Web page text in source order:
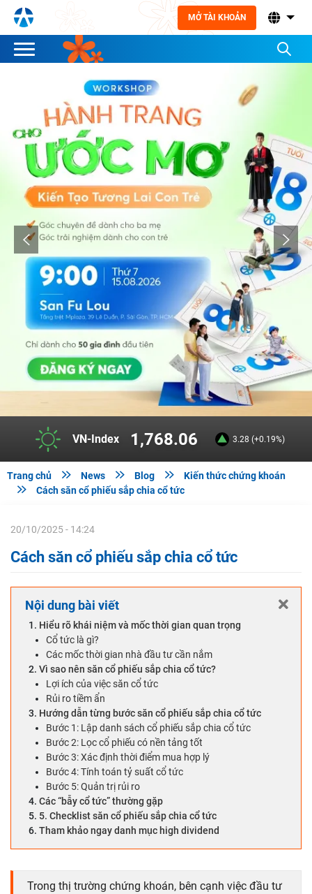
MỞ TÀI KHOẢN
VN-Index 1,768.06 3.28 (+0.19%)
Trang chủ  News  Blog 
Kiến thức chứng khoán

Cách săn cổ phiếu sắp chia cổ tức
20/10/2025 - 14:24
Cách săn cổ phiếu sắp chia cổ tức
Nội dung bài viết
Hiểu rõ khái niệm và mốc thời gian quan trọng
Cổ tức là gì?
Các mốc thời gian nhà đầu tư cần nắm
Vì sao nên săn cổ phiếu sắp chia cổ tức?
Lợi ích của việc săn cổ tức
Rủi ro tiềm ẩn
Hướng dẫn từng bước săn cổ phiếu sắp chia cổ tức
Bước 1: Lập danh sách cổ phiếu sắp chia cổ tức
Bước 2: Lọc cổ phiếu có nền tảng tốt
Bước 3: Xác định thời điểm mua hợp lý
Bước 4: Tính toán tỷ suất cổ tức
Bước 5: Quản trị rủi ro
Các “bẫy cổ tức” thường gặp
5. Checklist săn cổ phiếu sắp chia cổ tức
Tham khảo ngay danh mục high dividend
Trong thị trường chứng khoán, bên cạnh việc đầu tư